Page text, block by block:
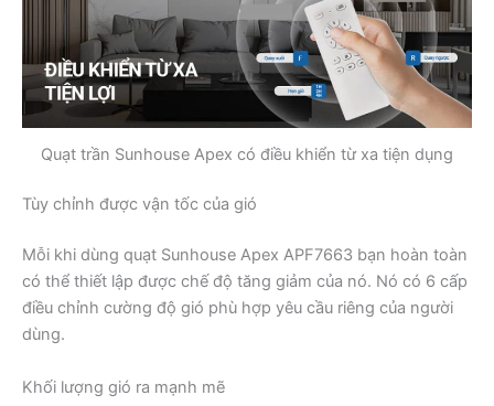
Quạt trần Sunhouse Apex có điều khiển từ xa tiện dụng
Tùy chỉnh được vận tốc của gió
Mỗi khi dùng quạt Sunhouse Apex APF7663 bạn hoàn toàn
có thể thiết lập được chế độ tăng giảm của nó. Nó có 6 cấp
điều chỉnh cường độ gió phù hợp yêu cầu riêng của người
dùng.
Khối lượng gió ra mạnh mẽ